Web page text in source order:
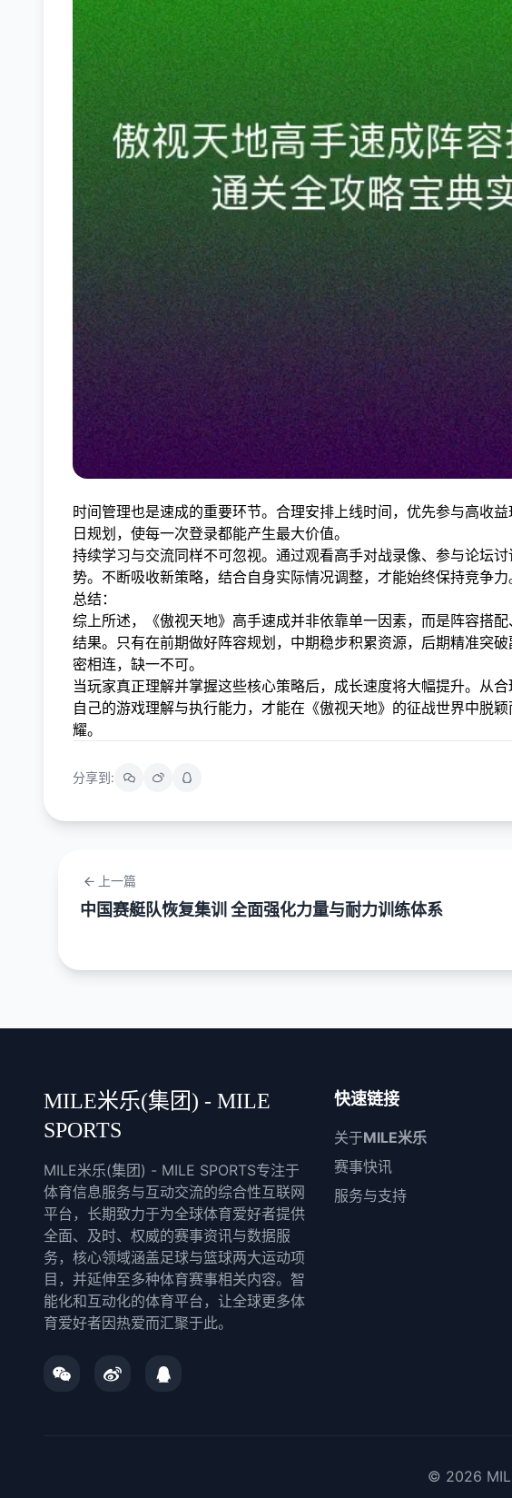
时间管理也是速成的重要环节。合理安排上线时间，优先参与高收
日规划，使每一次登录都能产生最大价值。
持续学习与交流同样不可忽视。通过观看高手对战录像、参与论坛
势。不断吸收新策略，结合自身实际情况调整，才能始终保持竞争力
总结：
综上所述，《傲视天地》高手速成并非依靠单一因素，而是阵容搭
结果。只有在前期做好阵容规划，中期稳步积累资源，后期精准突
密相连，缺一不可。
当玩家真正理解并掌握这些核心策略后，成长速度将大幅提升。从
自己的游戏理解与执行能力，才能在《傲视天地》的征战世界中脱
耀。
分享到:
上一篇
中国赛艇队恢复集训 全面强化力量与耐力训练体系
MILE米乐(集团) - MILE
SPORTS
MILE米乐(集团) - MILE SPORTS专注于
体育信息服务与互动交流的综合性互联网
平台，长期致力于为全球体育爱好者提供
全面、及时、权威的赛事资讯与数据服
务，核心领域涵盖足球与篮球两大运动项
目，并延伸至多种体育赛事相关内容。智
能化和互动化的体育平台，让全球更多体
育爱好者因热爱而汇聚于此。
快速链接
关于MILE米乐
赛事快讯
服务与支持
© 2026